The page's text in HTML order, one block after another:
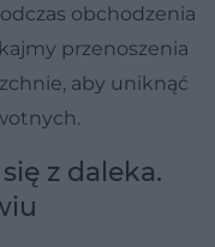
obchodzenia
przenoszenia
aby uniknąć
z daleka.